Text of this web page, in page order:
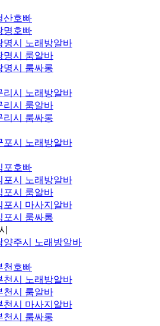
산호빠
명호빠
명시 노래방알바
명시 룸알바
명시 룸싸롱
리시 노래방알바
리시 룸알바
리시 룸싸롱
포시 노래방알바
포호빠
포시 노래방알바
포시 룸알바
포시 마사지알바
포시 룸싸롱
양주시 노래방알바
천호빠
천시 노래방알바
천시 룸알바
천시 마사지알바
천시 룸싸롱